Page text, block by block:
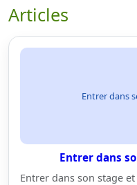
Articles
Entrer dans
Entrer dans
Entrer dans son stage